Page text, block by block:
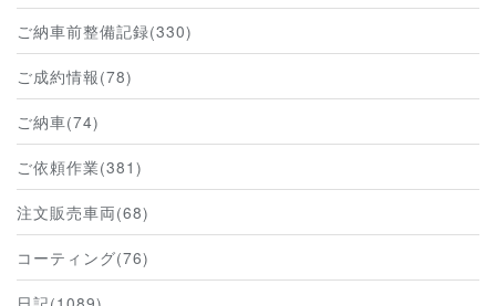
ご納車前整備記録(330)
ご成約情報(78)
ご納車(74)
ご依頼作業(381)
注文販売車両(68)
コーティング(76)